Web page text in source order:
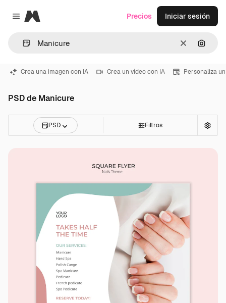
Close menu
Magnific
Borrar
Precios Iniciar sesión
Crea una imagen con IA Crea un vídeo con IA Personaliza
PSD de Manicure
PSD Filtros